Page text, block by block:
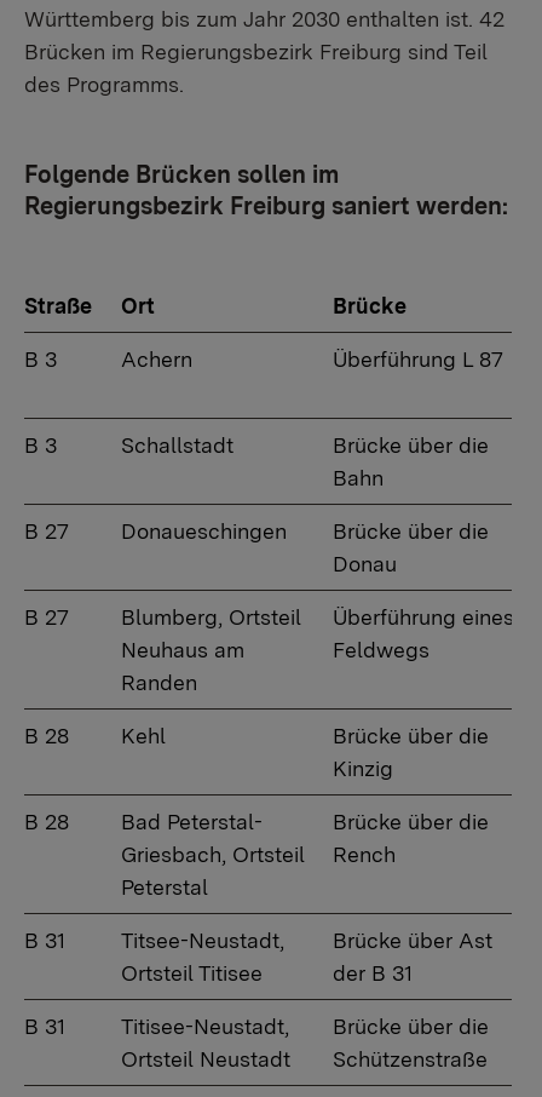
Württemberg bis zum Jahr 2030 enthalten ist. 42
Brücken im Regierungsbezirk Freiburg sind Teil
des Programms.
Folgende Brücken sollen im
Regierungsbezirk Freiburg saniert werden:
Straße Ort Brücke
B 3 Achern Überführung L 87
B 3 Schallstadt
Brücke über die
Bahn
B 27 Donaueschingen
Brücke über die
Donau
B 27
Blumberg, Ortsteil
Neuhaus am
Randen
Überführung eines
Feldwegs
B 28 Kehl
Brücke über die
Kinzig
B 28
Bad Peterstal-
Griesbach, Ortsteil
Peterstal
Brücke über die
Rench
B 31
Titsee-Neustadt,
Ortsteil Titisee
Brücke über Ast
der B 31
B 31
Titisee-Neustadt,
Ortsteil Neustadt
Brücke über die
Schützenstraße